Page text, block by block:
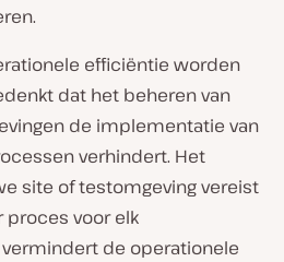
efficiëntie worden
dat het beheren van
de implementatie van
verhindert. Het
site of testomgeving vereist
proces voor elk
de operationele